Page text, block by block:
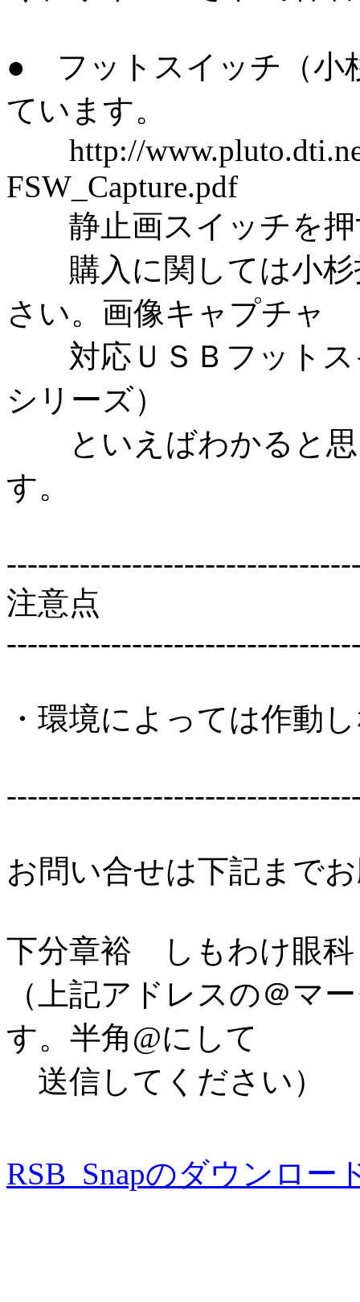
● フットスイッチ（小
ています。
http://
FSW_Capture.pdf
静止画スイッチを押
購入に関しては小杉
さい。画像キャプチャ
対応ＵＳＢフットス
シリーズ）
といえばわかると思
す。
注意点
・環境によっては作動
お問い合せは下記まで
下分章裕 しもわけ眼科
（上記アドレスの＠マ
す。半角@にして
送信してください）
RSB_Snapのダウンロー